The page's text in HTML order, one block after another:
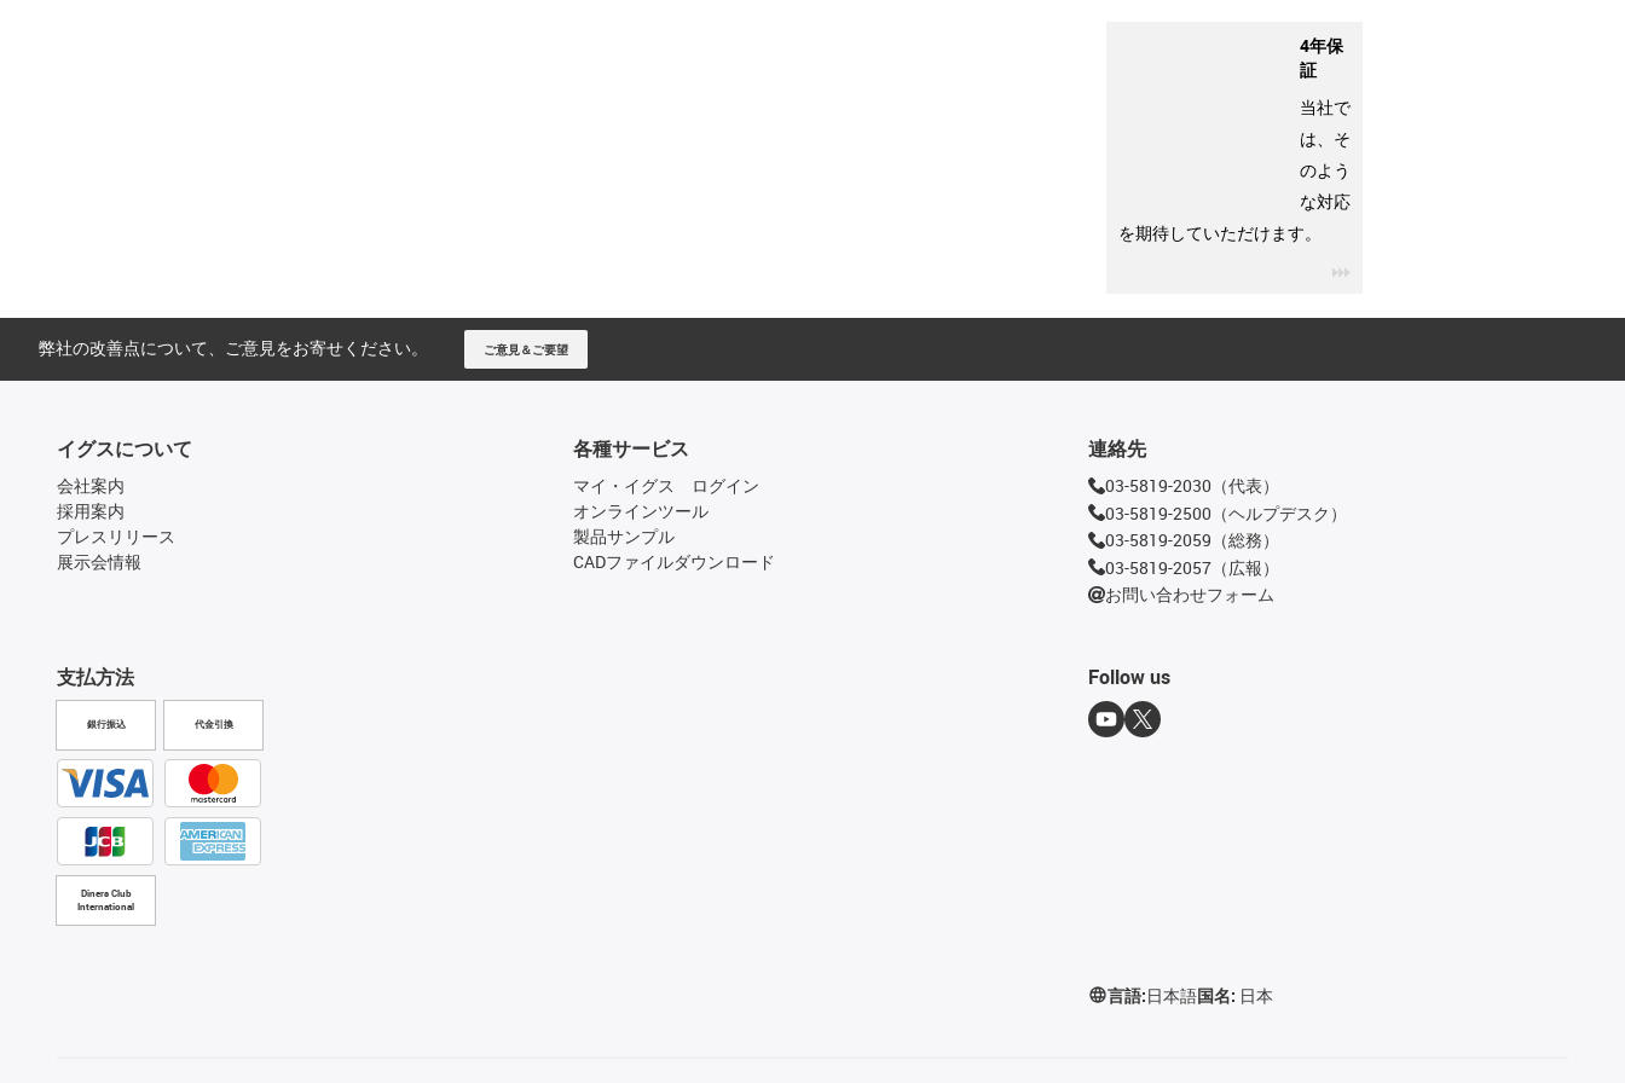
4年保
証
当社で
は、そ
のよう
な対応
を期待していただけます。
弊社の改善点について、ご意見をお寄せください。 ご意見＆ご要望
イグスについて
会社案内
採用案内
プレスリリース
展示会情報
支払方法
銀行振込 代金引換
Diners Club
International
各種サービス
マイ・イグス ログイン
オンラインツール
製品サンプル
CADファイルダウンロード
連絡先
03-5819-2030（代表）
03-5819-2500（ヘルプデスク）
03-5819-2059（総務）
03-5819-2057（広報）
お問い合わせフォーム
Follow us
言語:日本語国名: 日本